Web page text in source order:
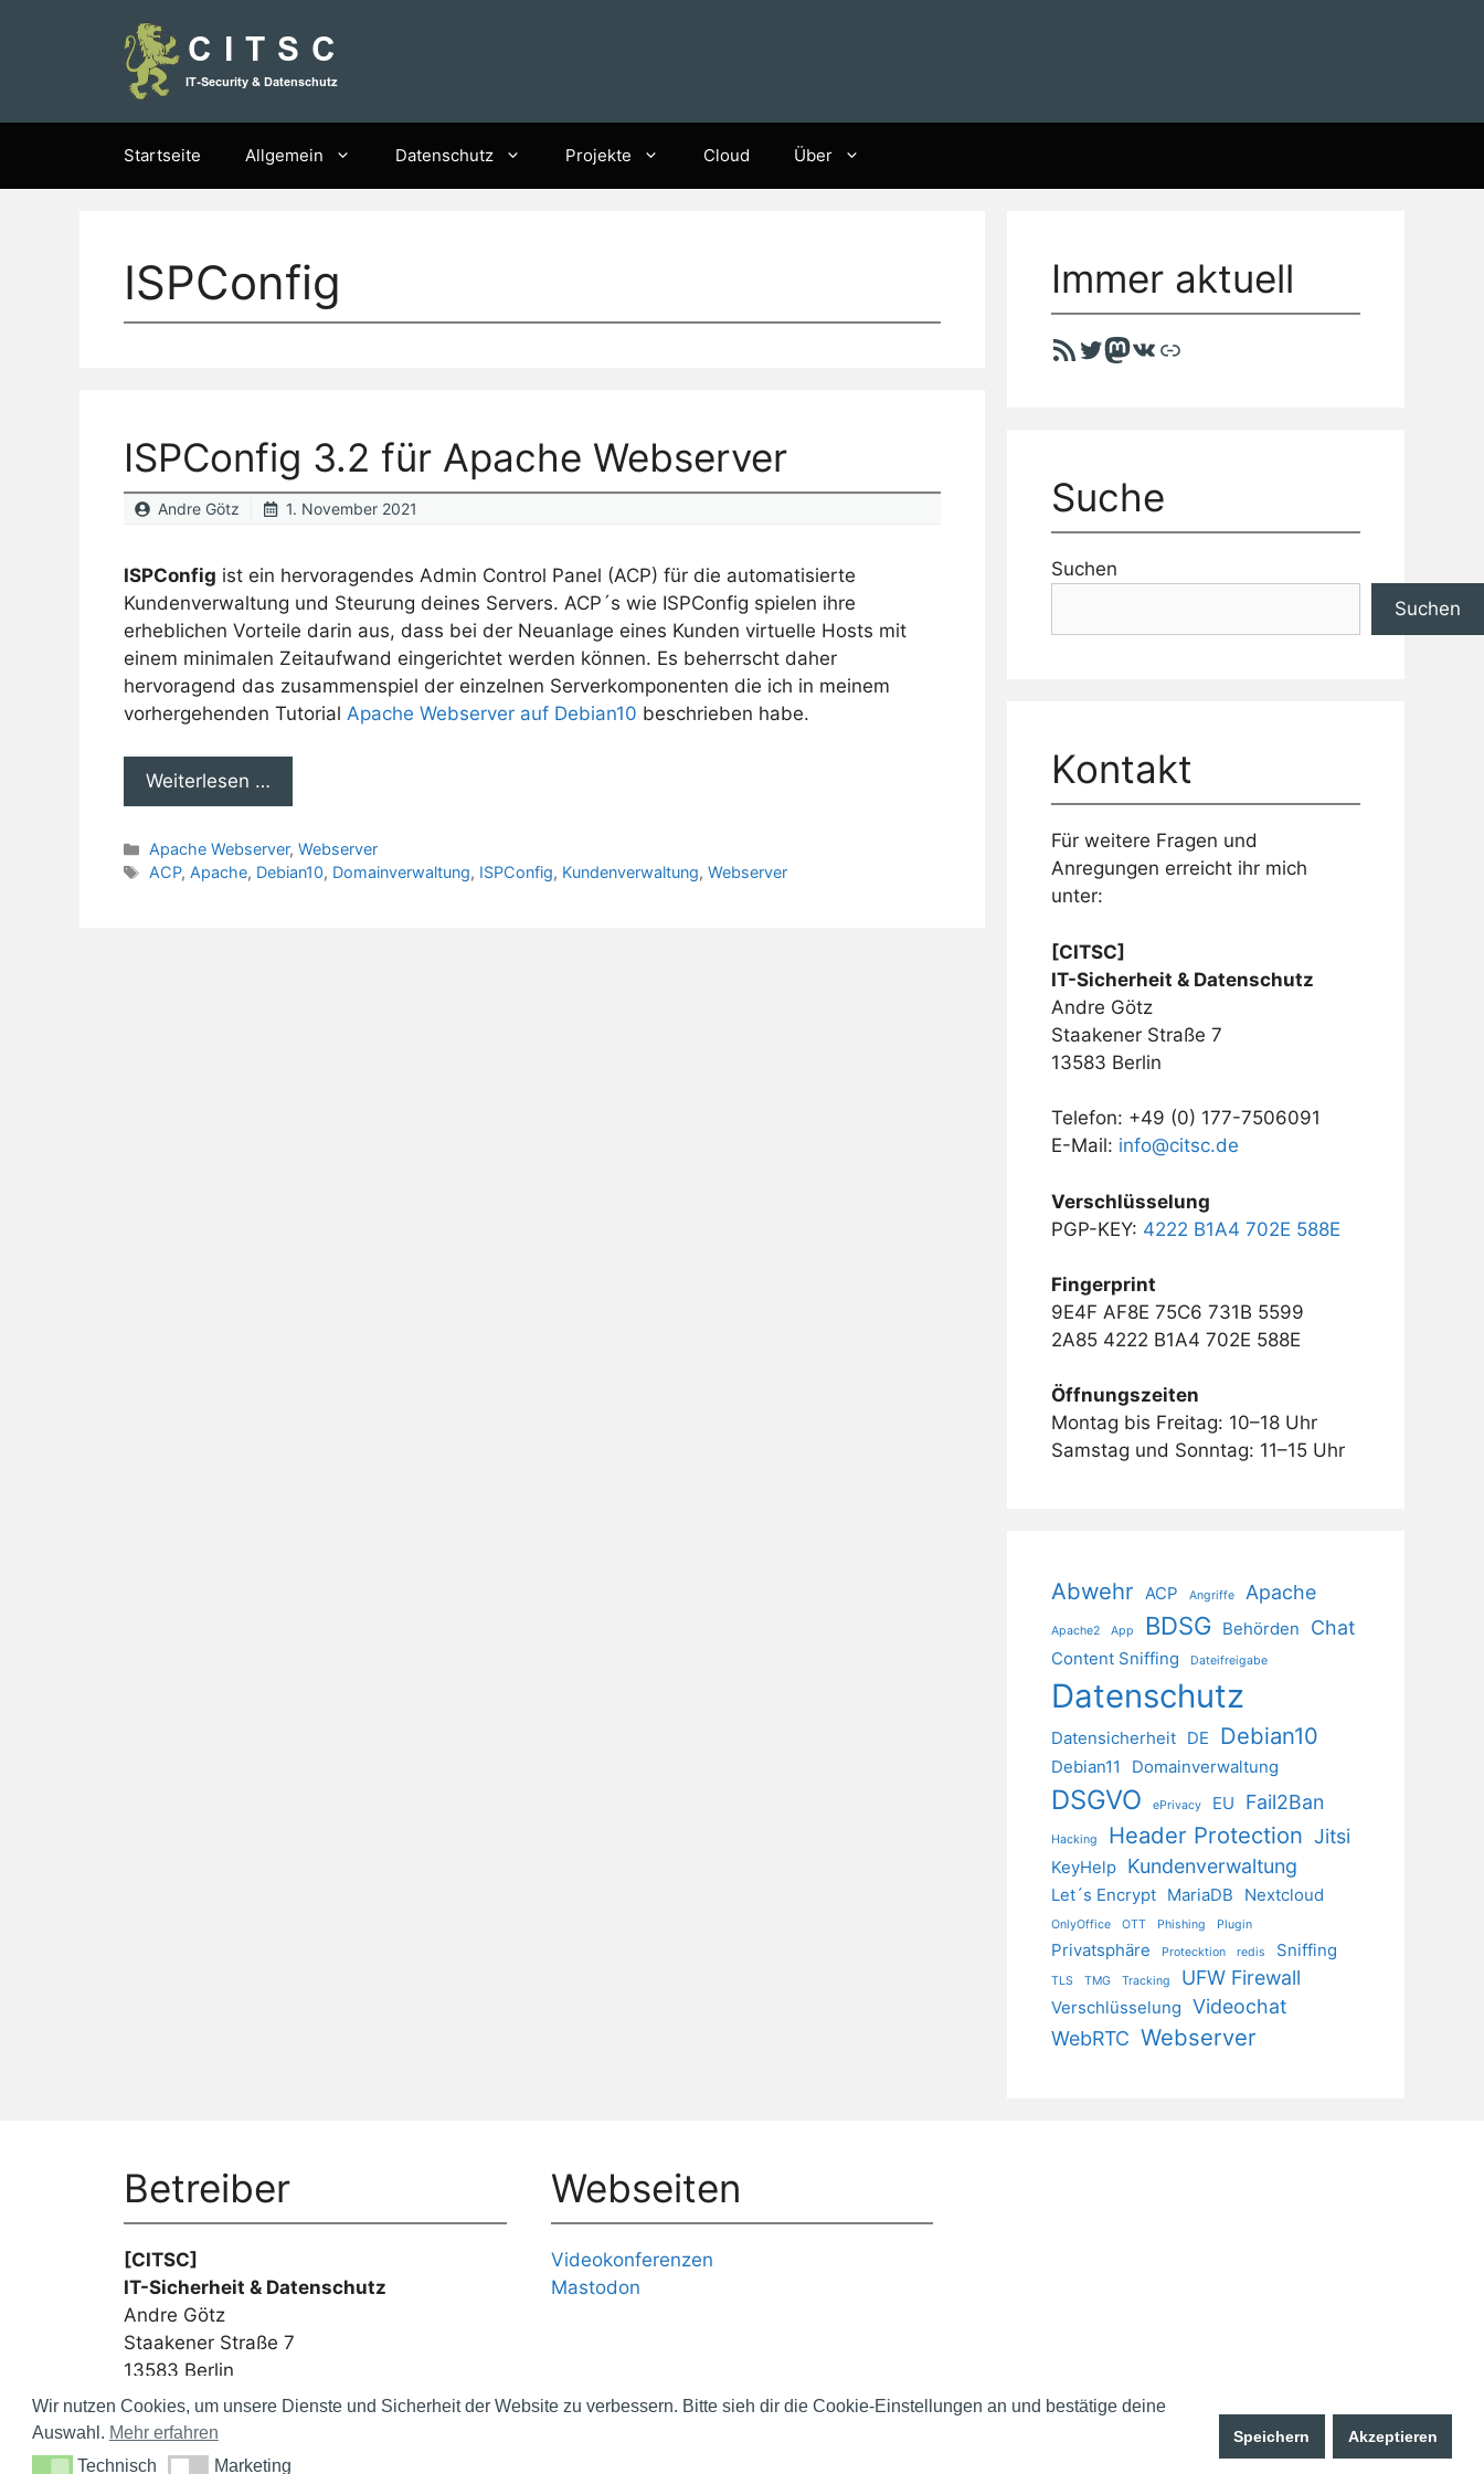
Startseite Allgemein Datenschutz Projekte Cloud Über
ISPConfig
ISPConfig 3.2 für Apache Webserver
Andre Götz 1. November 2021
ISPConfig ist ein hervoragendes Admin Control Panel (ACP) für die automatisierte
Kundenverwaltung und Steurung deines Servers. ACP´s wie ISPConfig spielen ihre
erheblichen Vorteile darin aus, dass bei der Neuanlage eines Kunden virtuelle Hosts mit
einem minimalen Zeitaufwand eingerichtet werden können. Es beherrscht daher
hervoragend das zusammenspiel der einzelnen Serverkomponenten die ich in meinem
vorhergehenden Tutorial Apache Webserver auf Debian10 beschrieben habe.
Weiterlesen …
Kategorien
Apache Webserver,Webserver
Schlagwörter
ACP, Apache, Debian10, Domainverwaltung, ISPConfig, Kundenverwaltung,Webserver
Immer aktuell
RSS-FeedTwitter
Mastodon
VKLink
Suche
Suchen
Suchen
Kontakt
Für weitere Fragen und
Anregungen erreicht ihr mich
unter:
[CITSC]
IT-Sicherheit & Datenschutz
Andre Götz
Staakener Straße 7
13583 Berlin
Telefon: +49 (0) 177-7506091
E-Mail: info@citsc.de
Verschlüsselung
PGP-KEY: 4222 B1A4 702E 588E
Fingerprint
9E4F AF8E 75C6 731B 5599
2A85 4222 B1A4 702E 588E
Öffnungszeiten
Montag bis Freitag: 10–18 Uhr
Samstag und Sonntag: 11–15 Uhr
Abwehr ACP Angriffe Apache
Apache2 App BDSG Behörden Chat
Content Sniffing Dateifreigabe
Datenschutz
Datensicherheit DE Debian10
Debian11 Domainverwaltung
DSGVO ePrivacy EU Fail2Ban
Hacking Header Protection Jitsi
KeyHelp Kundenverwaltung
Let´s Encrypt MariaDB Nextcloud
OnlyOffice OTT Phishing Plugin
Privatsphäre Protecktion redis Sniffing
TLS TMG Tracking UFW Firewall
Verschlüsselung Videochat
WebRTC Webserver
Betreiber
[CITSC]
IT-Sicherheit & Datenschutz
Andre Götz
Staakener Straße 7
13583 Berlin
Webseiten
Videokonferenzen
Mastodon
Wir nutzen Cookies, um unsere Dienste und Sicherheit der Website zu verbessern. Bitte sieh dir die Cookie-Einstellungen an und bestätige deine
Auswahl. Mehr erfahren
TechnischTechnisch MarketingMarketing
Speichern Akzeptieren